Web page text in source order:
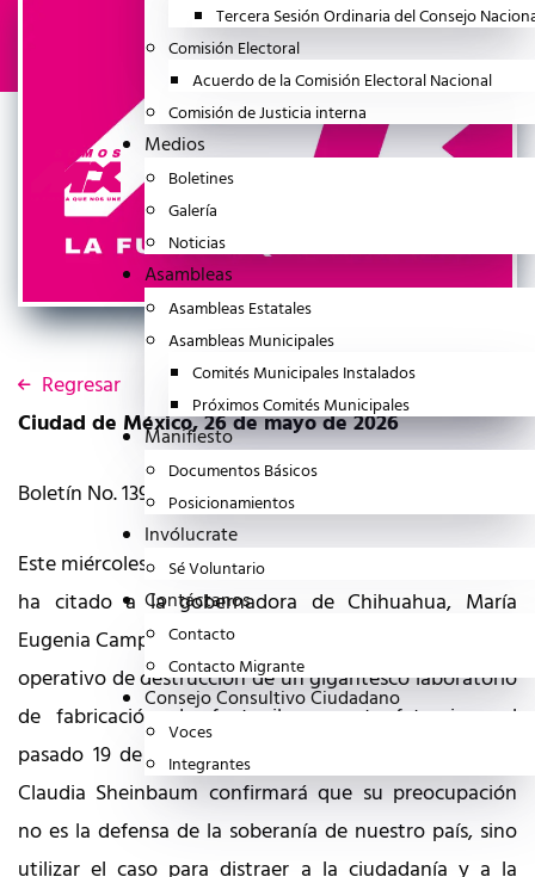
Tercera Sesión Ordinaria del Consejo
Comisión Electoral
Acuerdo de la Comisión Electoral Nacional
Comisión de Justicia interna
Medios
Boletines
Galería
Noticias
Asambleas
Asambleas Estatales
Asambleas Municipales
Comités Municipales Instalados
Próximos Comités Municipales
Manifiesto
Documentos Básicos
Posicionamientos
Invólucrate
Sé Voluntario
Contáctanos
Contacto
Contacto Migrante
Consejo Consultivo Ciudadano
Voces
Integrantes
Regresar
Ciudad de México, 26 de mayo de 2026
Boletín No. 139/2026
Este miércoles, la Fiscalía General de la República (FGR)
ha citado a la gobernadora de Chihuahua, María
Eugenia Campos, a un interrogatorio en relación con el
operativo de destrucción de un gigantesco laboratorio
de fabricación de fentanilo y metanfetaminas el
pasado 19 de abril de 2026; con ello, el gobierno de
Claudia Sheinbaum confirmará que su preocupación
no es la defensa de la soberanía de nuestro país, sino
utilizar el caso para distraer a la ciudadanía y a la